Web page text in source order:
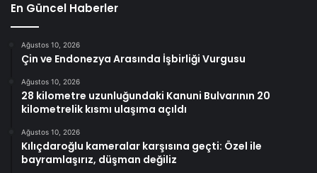
En Güncel Haberler
Ağustos 10, 2026
Çin ve Endonezya Arasında İşbirliği Vurgusu
Ağustos 10, 2026
28 kilometre uzunluğundaki Kanuni Bulvarının 20
kilometrelik kısmı ulaşıma açıldı
Ağustos 10, 2026
Kılıçdaroğlu kameralar karşısına geçti: Özel ile
bayramlaşırız, düşman değiliz